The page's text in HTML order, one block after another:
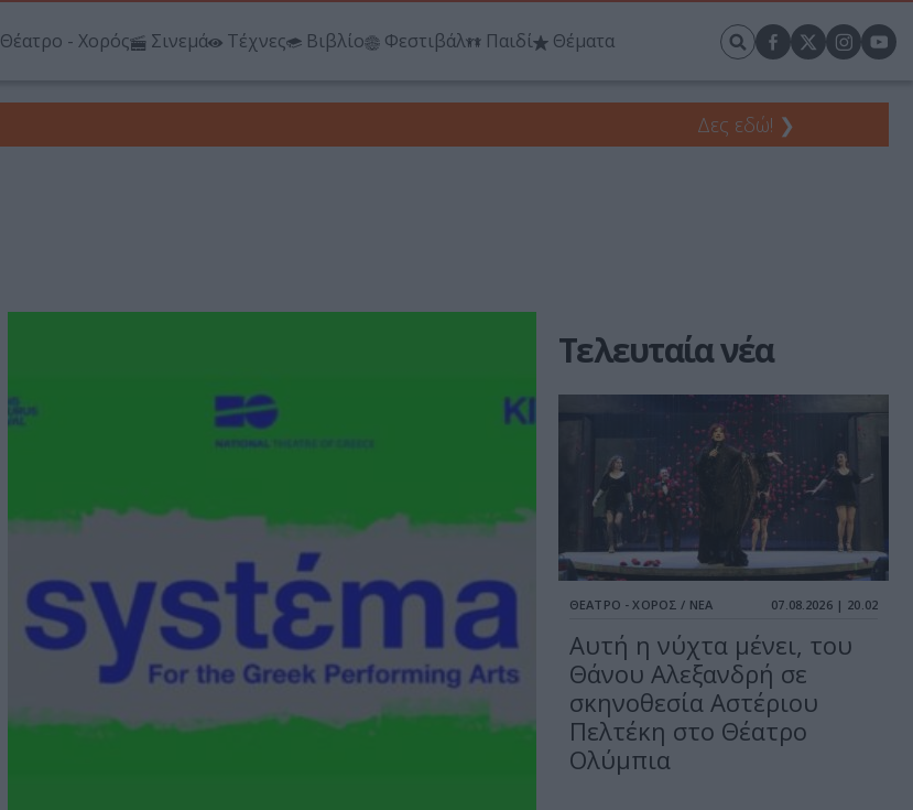
Θέατρο - Χορός Σινεμά Τέχνες Βιβλίο Φεστιβάλ Παιδί Θέματα
Δες εδώ! ❯
Τελευταία νέα
ΘΕΑΤΡΟ - ΧΟΡΟΣ / ΝΕΑ 07.08.2026 | 20.02
Αυτή η νύχτα μένει, του
Θάνου Αλεξανδρή σε
σκηνοθεσία Αστέριου
Πελτέκη στο Θέατρο
Ολύμπια